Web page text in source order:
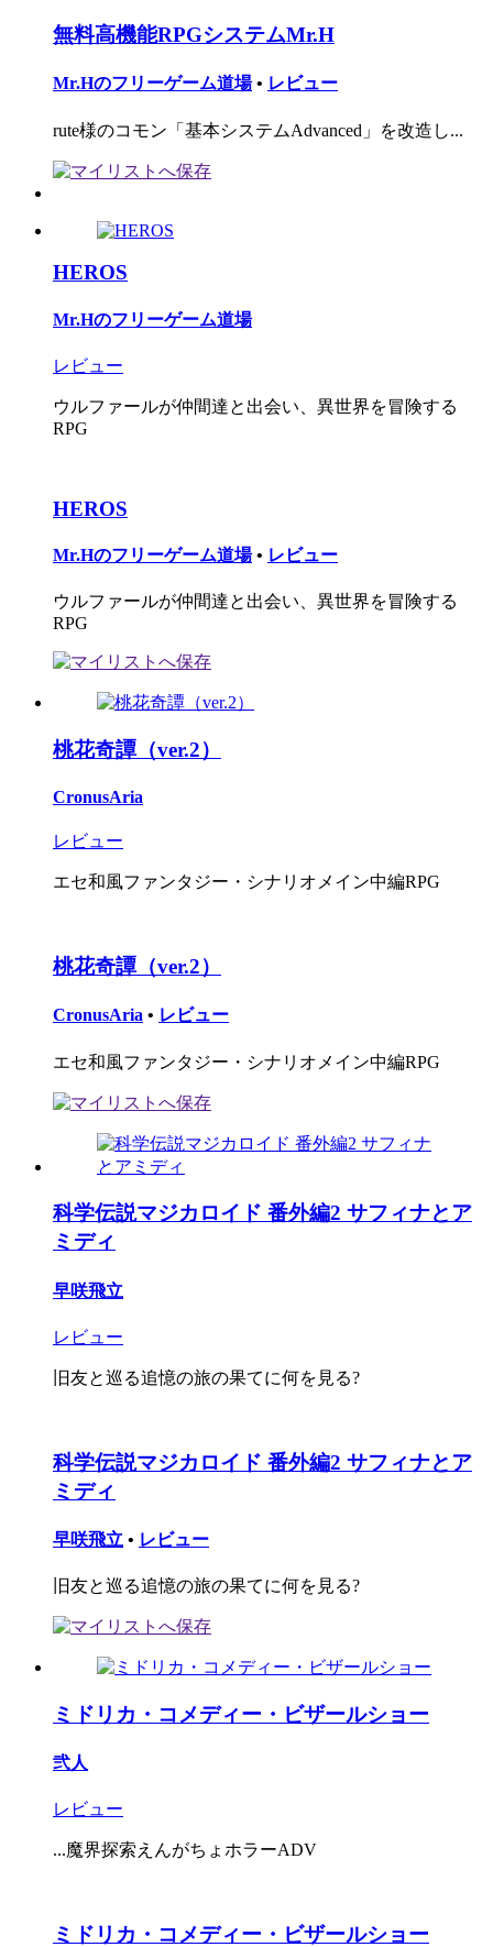
無料高機能RPGシステムMr.H
Mr.Hのフリーゲーム道場 • レビュー
rute様のコモン「基本システムAdvanced」を改造し...
HEROS
Mr.Hのフリーゲーム道場
レビュー
ウルファールが仲間達と出会い、異世界を冒険する
RPG
HEROS
Mr.Hのフリーゲーム道場 • レビュー
ウルファールが仲間達と出会い、異世界を冒険する
RPG
桃花奇譚（ver.2）
CronusAria
レビュー
エセ和風ファンタジー・シナリオメイン中編RPG
桃花奇譚（ver.2）
CronusAria • レビュー
エセ和風ファンタジー・シナリオメイン中編RPG
科学伝説マジカロイド 番外編2 サフィナとア
ミディ
早咲飛立
レビュー
旧友と巡る追憶の旅の果てに何を見る?
科学伝説マジカロイド 番外編2 サフィナとア
ミディ
早咲飛立 • レビュー
旧友と巡る追憶の旅の果てに何を見る?
ミドリカ・コメディー・ビザールショー
弐人
レビュー
...魔界探索えんがちょホラーADV
ミドリカ・コメディー・ビザールショー